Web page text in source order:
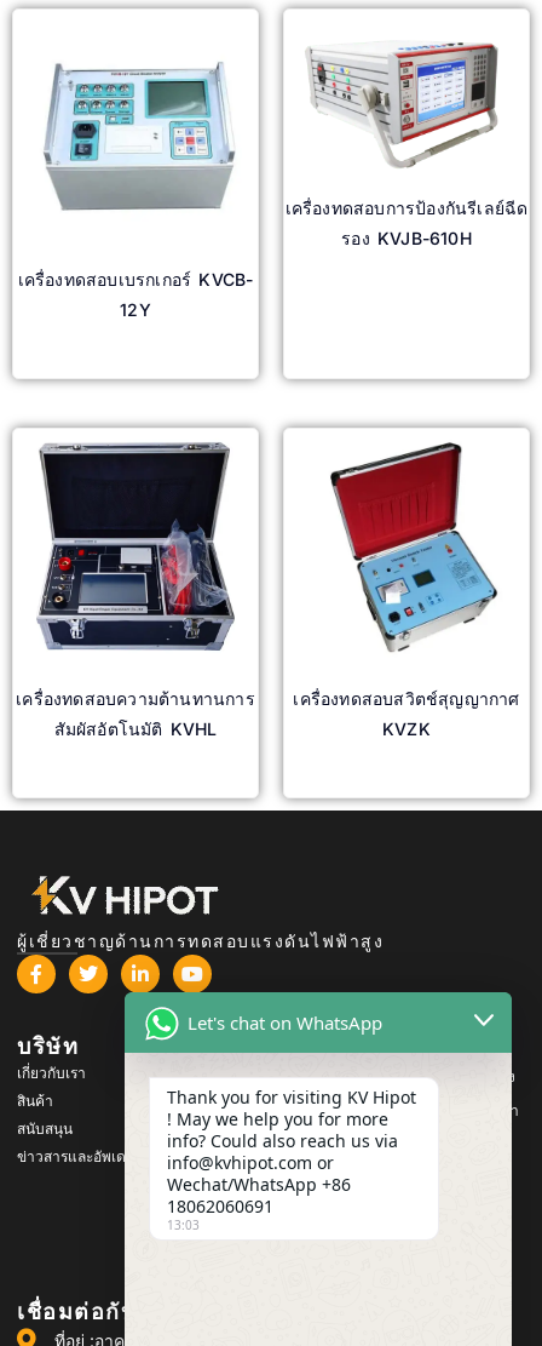
เครื่องทดสอบเบรกเกอร์ KVCB-
12Y
เครื่องทดสอบการป้องกันรีเลย์ฉีด
รอง KVJB-610H
เครื่องทดสอบความต้านทานการ
สัมผัสอัตโนมัติ KVHL
เครื่องทดสอบสวิตช์สุญญากาศ
KVZK
ผู้เชี่ยวชาญด้านการทดสอบแรงดันไฟฟ้าสูง
บริษัท
เกี่ยวกับเรา
สินค้า
สนับสนุน
ข่าวสารและอัพเดต
อุปกรณ์ทดสอบแรงดันไฟฟ้าสูง
อุปกรณ์ทดสอบหม้อแปลงไฟฟ้า
อุปกรณ์ทดสอบแบตเตอรี่
อุปกรณ์ทดสอบสวิตช์ HV
อุปกรณ์ทดสอบก๊าซ SF6
เชื่อมต่อกับเรา
ที่อยู่ :อาคาร 2 สวนอุตสาหกรรม Guanggu Power เลขที่ 308
Let's chat on WhatsApp
Thank you for visiting KV Hipot
! May we help you for more
info? Could also reach us via
info@kvhipot.com or
Wechat/WhatsApp +86
18062060691
13:03